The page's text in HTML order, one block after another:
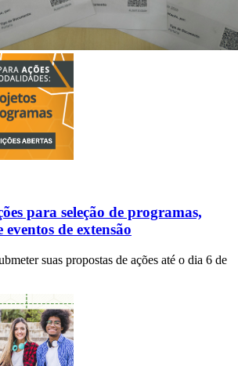
para seleção de programas,
de extensão
suas propostas de ações até o dia 6 de